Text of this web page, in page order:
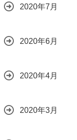
2020年7月
2020年6月
2020年4月
2020年3月